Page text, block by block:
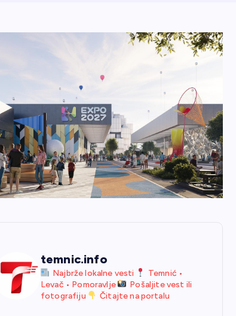
temnic.info
Najbrže lokalne vesti
Temnić •
Levač • Pomoravlje
Pošaljite vest ili
fotografiju
Čitajte na portalu